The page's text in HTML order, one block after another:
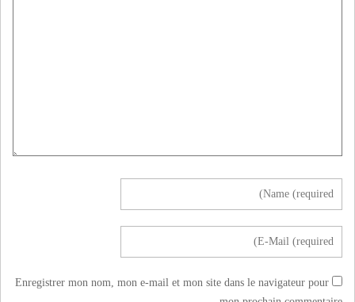
Enregistrer mon nom, mon e-mail et mon site dans le navigateur pour